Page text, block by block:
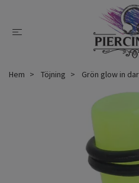
Hem Töjning Grön glow in